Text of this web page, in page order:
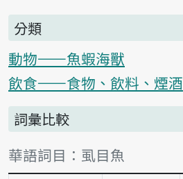
分類
動物——魚蝦海獸
飲食——食物、飲料、煙酒
詞彙比較
詞彙比較表
華語詞目：虱目魚